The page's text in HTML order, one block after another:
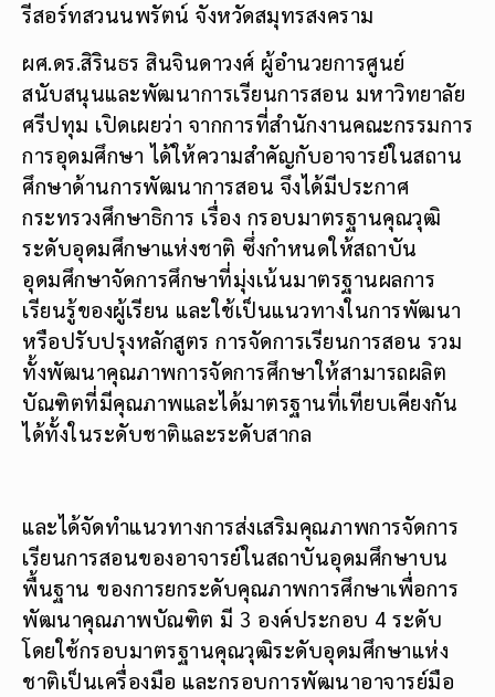
รีสอร์ทสวนนพรัตน์ จังหวัดสมุทรสงคราม
ผศ.ดร.สิรินธร สินจินดาวงศ์ ผู้อำนวยการศูนย์
สนับสนุนและพัฒนาการเรียนการสอน มหาวิทยาลัย
ศรีปทุม เปิดเผยว่า จากการที่สำนักงานคณะกรรมการ
การอุดมศึกษา ได้ให้ความสำคัญกับอาจารย์ในสถาน
ศึกษาด้านการพัฒนาการสอน จึงได้มีประกาศ
กระทรวงศึกษาธิการ เรื่อง กรอบมาตรฐานคุณวุฒิ
ระดับอุดมศึกษาแห่งชาติ ซึ่งกำหนดให้สถาบัน
อุดมศึกษาจัดการศึกษาที่มุ่งเน้นมาตรฐานผลการ
เรียนรู้ของผู้เรียน และใช้เป็นแนวทางในการพัฒนา
หรือปรับปรุงหลักสูตร การจัดการเรียนการสอน รวม
ทั้งพัฒนาคุณภาพการจัดการศึกษาให้สามารถผลิต
บัณฑิตที่มีคุณภาพและได้มาตรฐานที่เทียบเคียงกัน
ได้ทั้งในระดับชาติและระดับสากล
และได้จัดทำแนวทางการส่งเสริมคุณภาพการจัดการ
เรียนการสอนของอาจารย์ในสถาบันอุดมศึกษาบน
พื้นฐาน ของการยกระดับคุณภาพการศึกษาเพื่อการ
พัฒนาคุณภาพบัณฑิต มี 3 องค์ประกอบ 4 ระดับ
โดยใช้กรอบมาตรฐานคุณวุฒิระดับอุดมศึกษาแห่ง
ชาติเป็นเครื่องมือ และกรอบการพัฒนาอาจารย์มือ